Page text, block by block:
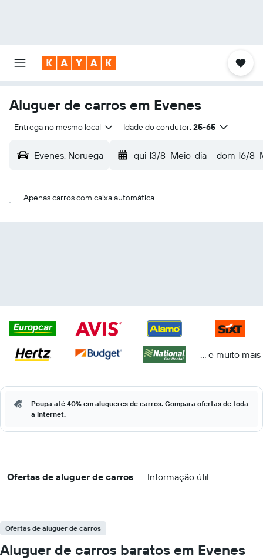
Aluguer de carros em Evenes
Entrega no mesmo local Idade do condutor: 25-65
Evenes, Noruega qui 13/8 Meio-dia - dom 16/8
Apenas carros com caixa automática
... e muito mais
Poupa até 40% em alugueres de carros. Compara ofertas de toda
a Internet.
Ofertas de aluguer de carros Informação útil
Ofertas de aluguer de carros
Aluguer de carros baratos em Evenes